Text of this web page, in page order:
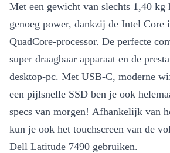
Met een gewicht van slechts 1,40 kg
genoeg power, dankzij de Intel Core
QuadCore-processor. De perfecte
super draagbaar apparaat en de
desktop-pc. Met USB-C, moderne
een pijlsnelle SSD ben je ook
specs van morgen! Afhankelijk van
kun je ook het touchscreen van de
Dell Latitude 7490 gebruiken.